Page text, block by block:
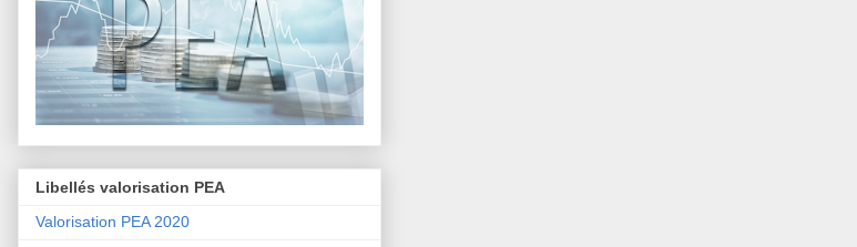
Libellés valorisation PEA
Valorisation PEA 2020